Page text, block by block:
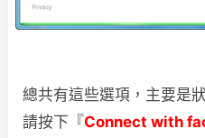
總共有這些選項，主要是
請按下『Connect with